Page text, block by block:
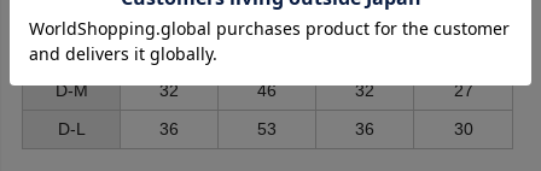
39 27
D-MM
30
D-M
32 46 32
27
D-L
36 53 36 30